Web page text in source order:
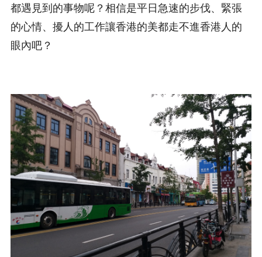
都遇見到的事物呢？相信是平日急速的步伐、緊張
的心情、擾人的工作讓香港的美都走不進香港人的
眼內吧？